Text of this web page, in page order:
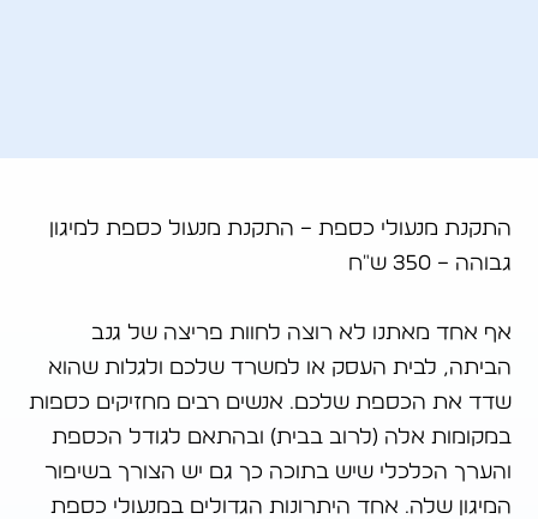
התקנת מנעולי כספת – התקנת מנעול כספת למיגון
גבוהה – 350 ש"ח
אף אחד מאתנו לא רוצה לחוות פריצה של גנב
הביתה, לבית העסק או למשרד שלכם ולגלות שהוא
שדד את הכספת שלכם. אנשים רבים מחזיקים כספות
במקומות אלה (לרוב בבית) ובהתאם לגודל הכספת
והערך הכלכלי שיש בתוכה כך גם יש הצורך בשיפור
המיגון שלה. אחד היתרונות הגדולים במנעולי כספת